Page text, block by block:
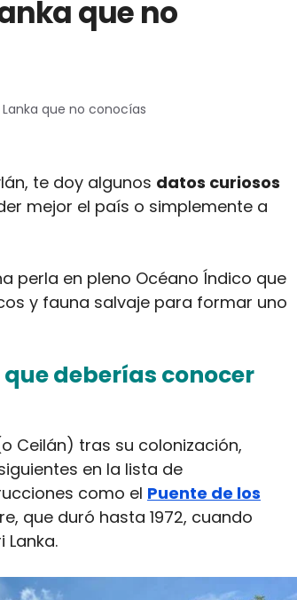
que no
Lanka que no conocías
te doy algunos datos curiosos
mejor el país o simplemente a
perla en pleno Océano Índico que
y fauna salvaje para formar uno
que deberías conocer
Ceilán) tras su colonización,
en la lista de
como el Puente de los
que duró hasta 1972, cuando